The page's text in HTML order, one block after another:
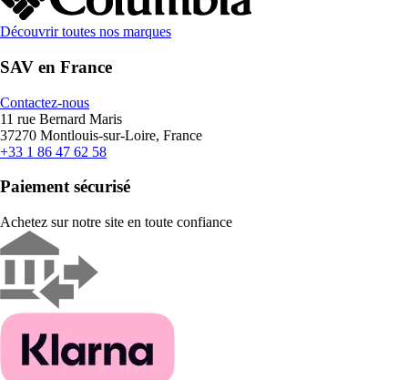
Découvrir toutes nos marques
SAV en France
Contactez-nous
11 rue Bernard Maris
37270 Montlouis-sur-Loire, France
+33 1 86 47 62 58
Paiement sécurisé
Achetez sur notre site en toute confiance